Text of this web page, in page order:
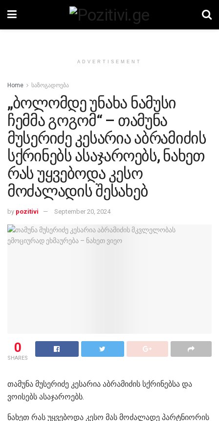
ADVERTISEMENT
Home საზოგადოება
„ბოლომდე უნახა ნამუსი
ჩემმა გოგომ“ – თამუნა
მუსერიძე კესარია აბრამიძის
სქრინებს ასაჯაროებს, ნახეთ
რას უყვებოდა კესო
მოძალადის შესახებ
by pozitivi September 20, 2024
0
SHARES
თამუნა მუსერიძე კესარია აბრამიძის სქრინებსა და
ვოისებს ასაჯაროებს.
ნახეთ რას უყვებოდა კესო მას მოძალადე პარტნიორის